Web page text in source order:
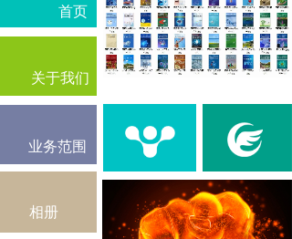
首页
关于我们
业务范围
相册